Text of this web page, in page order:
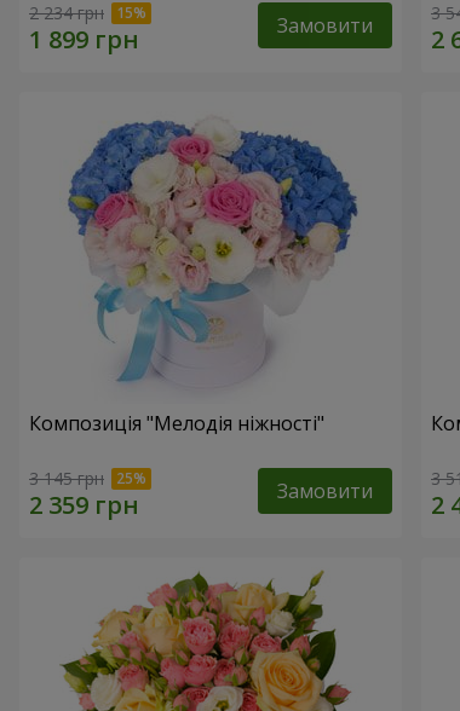
2 234 грн Замовити 3
Композиція "Мелодія ніжності"
3 145 грн Замовити 3